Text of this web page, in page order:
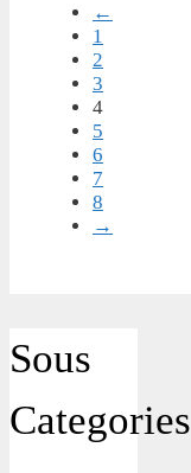
←
1
2
3
4
5
6
7
8
→
Sous
Categories